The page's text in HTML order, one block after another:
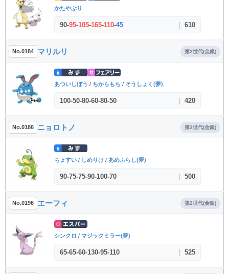
かたやぶり
90-95-105-165-110-45 610
No.0184 マリルリ 第2世代(金銀)
あついしぼう / ちからもち / そうしょく(夢)
100-50-80-60-80-50 420
No.0186 ニョロトノ 第2世代(金銀)
ちょすい / しめりけ / あめふらし(夢)
90-75-75-90-100-70 500
No.0196 エーフィ 第2世代(金銀)
シンクロ / マジックミラー(夢)
65-65-60-130-95-110 525